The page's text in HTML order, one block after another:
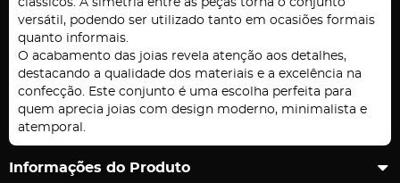
clássicos. A simetria entre as peças torna o conjunto
versátil, podendo ser utilizado tanto em ocasiões formais
quanto informais.
O acabamento das joias revela atenção aos detalhes,
destacando a qualidade dos materiais e a excelência na
confecção. Este conjunto é uma escolha perfeita para
quem aprecia joias com design moderno, minimalista e
atemporal.
Informações do Produto